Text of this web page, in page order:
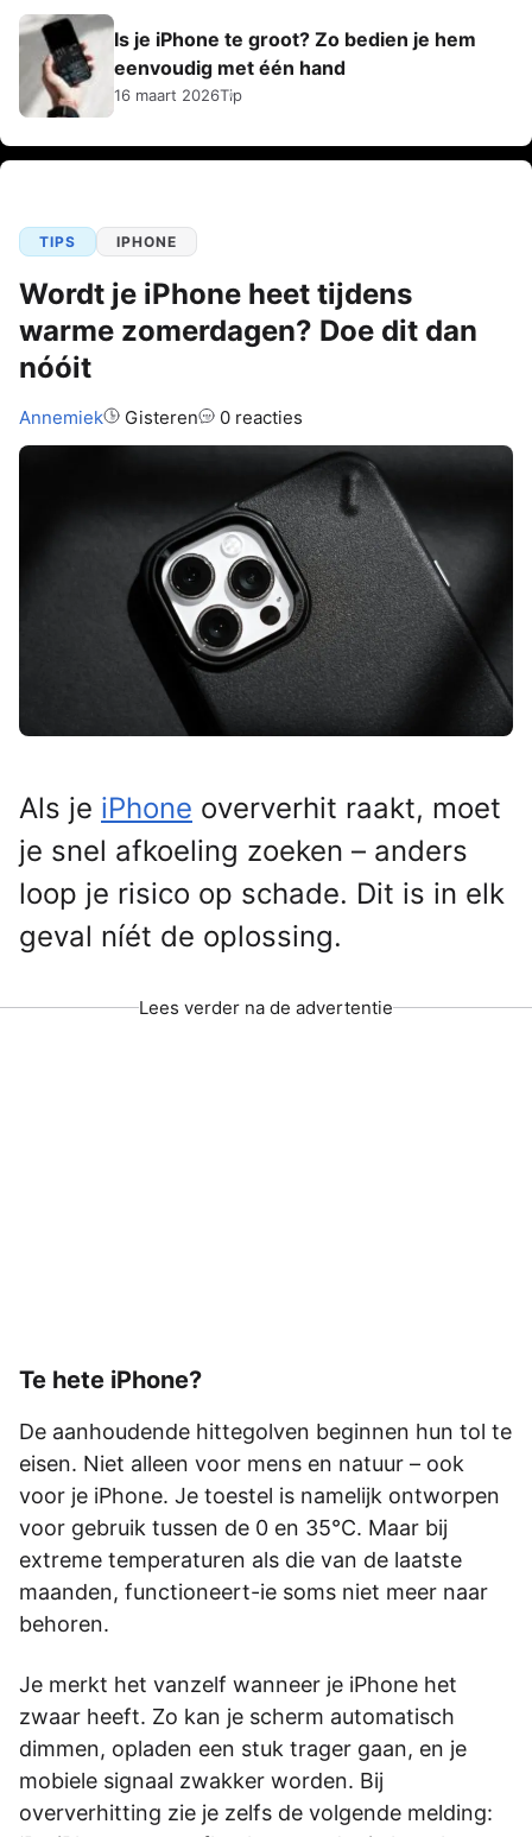
Is je iPhone te groot? Zo bedien je hem
eenvoudig met één hand
16 maart 2026Tip
TIPS IPHONE
Wordt je iPhone heet tijdens
warme zomerdagen? Doe dit dan
nóóit
Auteur:
Annemiek Gisteren 0 reacties
Als je iPhone oververhit raakt, moet
je snel afkoeling zoeken – anders
loop je risico op schade. Dit is in elk
geval níét de oplossing.
Lees verder na de advertentie
Te hete iPhone?
De aanhoudende hittegolven beginnen hun tol te
eisen. Niet alleen voor mens en natuur – ook
voor je iPhone. Je toestel is namelijk ontworpen
voor gebruik tussen de 0 en 35°C. Maar bij
extreme temperaturen als die van de laatste
maanden, functioneert-ie soms niet meer naar
behoren.
Je merkt het vanzelf wanneer je iPhone het
zwaar heeft. Zo kan je scherm automatisch
dimmen, opladen een stuk trager gaan, en je
mobiele signaal zwakker worden. Bij
oververhitting zie je zelfs de volgende melding: